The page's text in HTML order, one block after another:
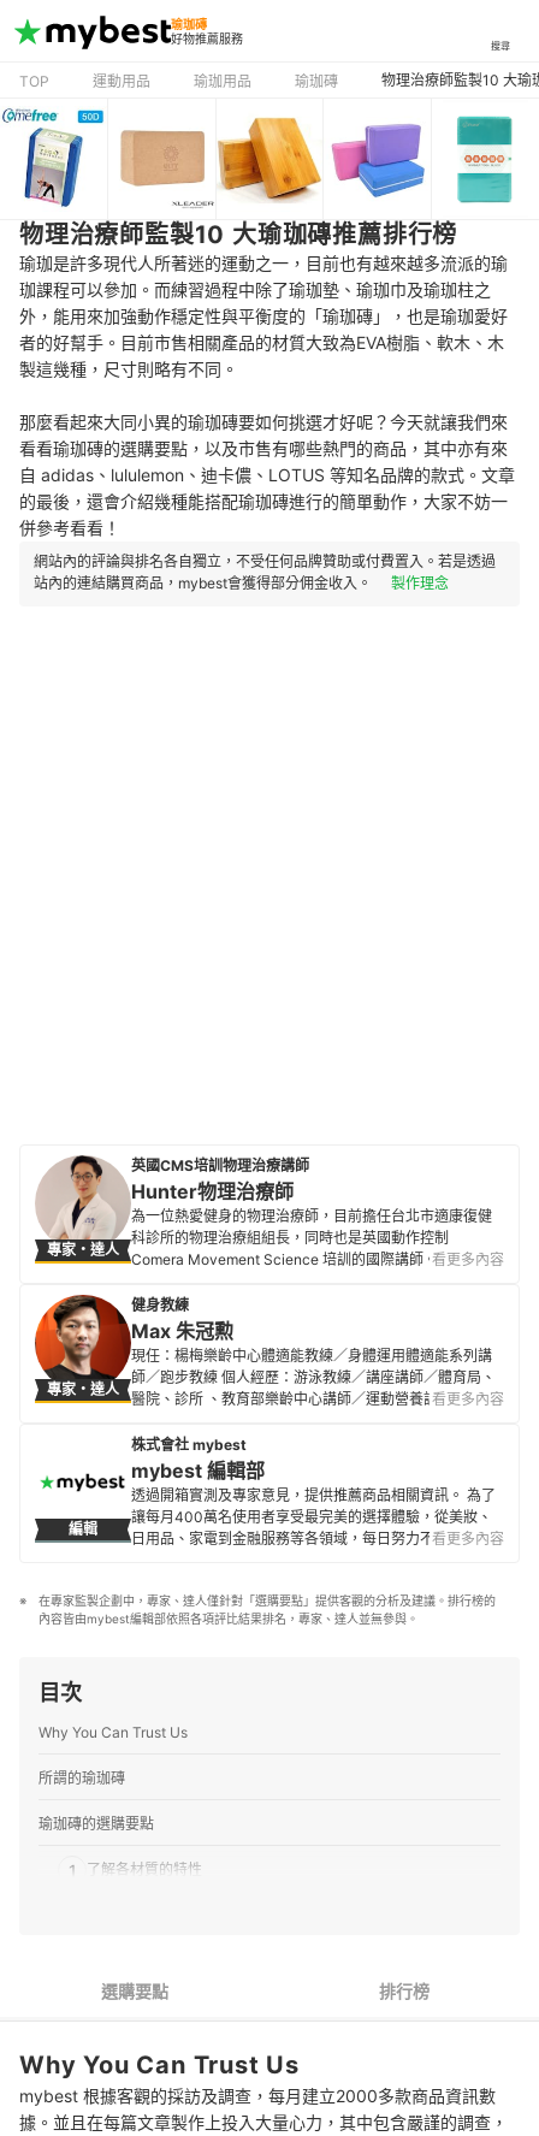
瑜珈磚
好物推薦服務
搜尋
TOP 運動用品 瑜珈用品 瑜珈磚 物理治療師監製10 大瑜
物理治療師監製10 大瑜珈磚推薦排行榜
瑜珈是許多現代人所著迷的運動之一，目前也有越來越多流派的瑜
珈課程可以參加。而練習過程中除了瑜珈墊、瑜珈巾及瑜珈柱之
外，能用來加強動作穩定性與平衡度的「瑜珈磚」，也是瑜珈愛好
者的好幫手。目前市售相關產品的材質大致為EVA樹脂、軟木、木
製這幾種，尺寸則略有不同。
那麼看起來大同小異的瑜珈磚要如何挑選才好呢？今天就讓我們來
看看瑜珈磚的選購要點，以及市售有哪些熱門的商品，其中亦有來
自 adidas、lululemon、迪卡儂、LOTUS 等知名品牌的款式。文章
的最後，還會介紹幾種能搭配瑜珈磚進行的簡單動作，大家不妨一
併參考看看！
網站內的評論與排名各自獨立，不受任何品牌贊助或付費置入。若是透過
站內的連結購買商品，mybest會獲得部分佣金收入。
製作理念
專家・達人
英國CMS培訓物理治療講師
Hunter物理治療師
為一位熱愛健身的物理治療師，目前擔任台北市適康復健
科診所的物理治療組組長，同時也是英國動作控制
Comera Movement Science 培訓的國際講師。 工作之
系統疾病」、「常見運動傷害」、「傷後訓練」等醫療保
健知識供讀者參考。
Hunter物理治療師的簡介
看更多內容
專家・達人
健身教練
Max 朱冠勲
現任：楊梅樂齡中心體適能教練／身體運用體適能系列講
師／跑步教練 個人經歷：游泳教練／講座講師／體育局、
醫院、診所 、教育部樂齡中心講師／運動營養訓練證照／
Max 朱冠勲的簡介
看更多內容
編輯
株式會社 mybest
mybest 編輯部
透過開箱實測及專家意見，提供推薦商品相關資訊。 為了
讓每月400萬名使用者享受最完美的選擇體驗，從美妝、
日用品、家電到金融服務等各領域，每日努力不懈地製作
看更多內容
在專家監製企劃中，專家、達人僅針對「選購要點」提供客觀的分析及建議。排行榜的
內容皆由mybest編輯部依照各項評比結果排名，專家、達人並無參與。
目次
Why You Can Trust Us
所謂的瑜珈磚
瑜珈磚的選購要點
1 了解各材質的特性
編輯部推薦十大人氣瑜珈磚
專家解惑！選購瑜珈磚的常見問題
Q：該如何挑選瑜珈磚的硬度？
選購要點 排行榜
Why You Can Trust Us
mybest 根據客觀的採訪及調查，每月建立2000多款商品資訊數
據。並且在每篇文章製作上投入大量心力，其中包含嚴謹的調查，